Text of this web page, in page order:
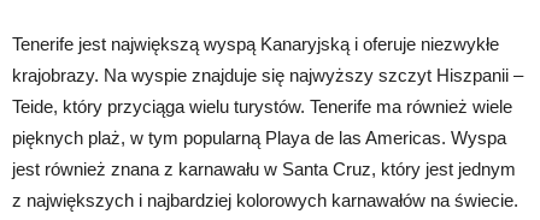
Tenerife jest największą wyspą Kanaryjską i oferuje niezwykłe
krajobrazy. Na wyspie znajduje się najwyższy szczyt Hiszpanii –
Teide, który przyciąga wielu turystów. Tenerife ma również wiele
pięknych plaż, w tym popularną Playa de las Americas. Wyspa
jest również znana z karnawału w Santa Cruz, który jest jednym
z największych i najbardziej kolorowych karnawałów na świecie.